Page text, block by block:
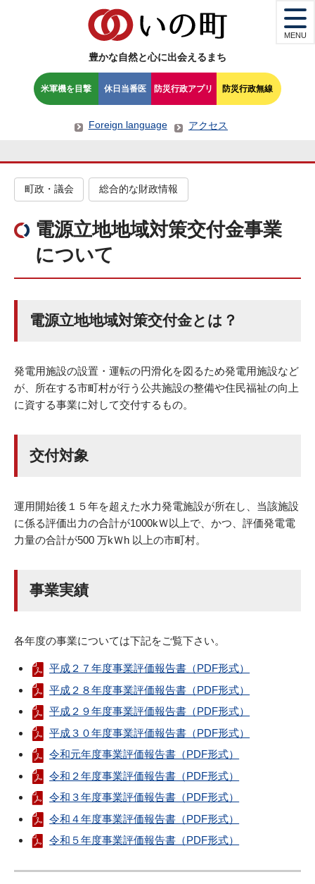
豊かな自然と心に出会えるまち
米軍機を目撃 休日当番医 防災行政アプリ 防災行政無線
Foreign language アクセス
MENU
町政・議会 総合的な財政情報
電源立地地域対策交付金事業
について
電源立地地域対策交付金とは？
発電用施設の設置・運転の円滑化を図るため発電用施設など
が、所在する市町村が行う公共施設の整備や住民福祉の向上
に資する事業に対して交付するもの。
交付対象
運用開始後１５年を超えた水力発電施設が所在し、当該施設
に係る評価出力の合計が1000kＷ以上で、かつ、評価発電電
力量の合計が500 万kＷh 以上の市町村。
事業実績
各年度の事業については下記をご覧下さい。
平成２７年度事業評価報告書（PDF形式）
平成２８年度事業評価報告書（PDF形式）
平成２９年度事業評価報告書（PDF形式）
平成３０年度事業評価報告書（PDF形式）
令和元年度事業評価報告書（PDF形式）
令和２年度事業評価報告書（PDF形式）
令和３年度事業評価報告書（PDF形式）
令和４年度事業評価報告書（PDF形式）
令和５年度事業評価報告書（PDF形式）